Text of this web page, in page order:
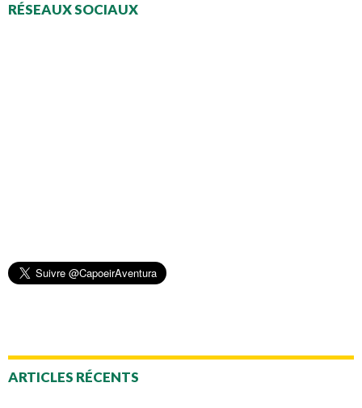
RÉSEAUX SOCIAUX
ARTICLES RÉCENTS